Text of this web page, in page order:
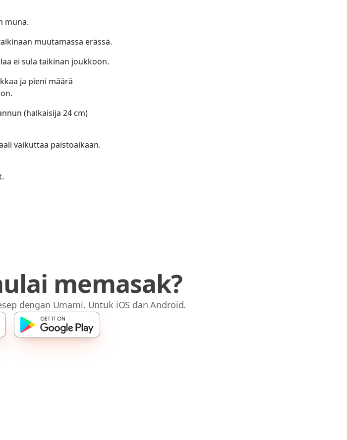
muna.
muutamassa erässä.
ei sula taikinan joukkoon.
ja pieni määrä
(halkaisija 24 cm)
vaikuttaa paistoaikaan.
memasak?
dengan Umami. Untuk iOS dan Android.